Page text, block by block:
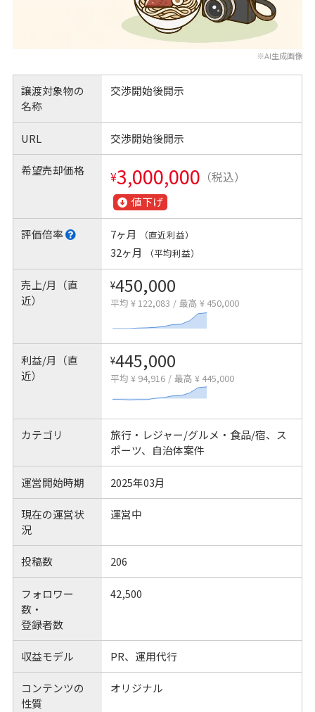
※AI生成画像
譲渡対象物の
名称
交渉開始後開示
URL 交渉開始後開示
希望売却価格 ¥3,000,000 （税込）
値下げ
評価倍率 7ヶ月 （直近利益）
32ヶ月 （平均利益）
売上/月（直
近）
¥450,000
平均 ¥ 122,083 / 最高 ¥ 450,000
利益/月（直
近）
¥445,000
平均 ¥ 94,916 / 最高 ¥ 445,000
カテゴリ
旅行・レジャー/グルメ・食品/宿、ス
ポーツ、自治体案件
運営開始時期 2025年03月
現在の運営状
況
運営中
投稿数 206
フォロワー
数・
登録者数
42,500
収益モデル PR、運用代行
コンテンツの
性質
オリジナル